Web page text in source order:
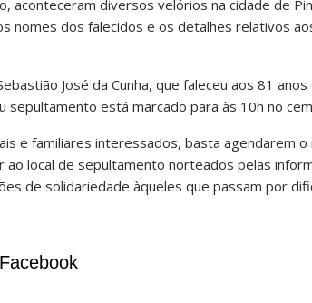
aconteceram diversos velórios na cidade de
nomes dos falecidos e os detalhes relativos
José da Cunha, que faleceu aos 81
sepultamento está marcado para às 10h no
e familiares interessados, basta agendarem
ao local de sepultamento norteados pelas
de solidariedade àqueles que passam por